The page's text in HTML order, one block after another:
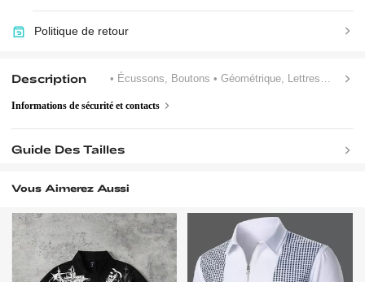
Politique de retour
Description • Écussons, Boutons • Géométrique, Lettres, Tout Imprimé, Motif Texturé
Informations de sécurité et contacts
Guide Des Tailles
Vous Aimerez Aussi